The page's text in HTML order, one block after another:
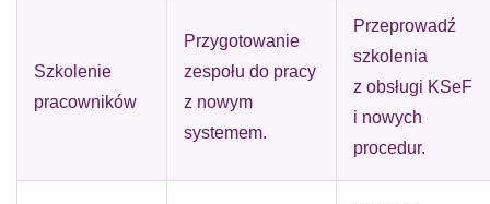
Szkolenie
pracowników
Przygotowanie
zespołu do pracy
z nowym
systemem.
Przeprowadź
szkolenia
z obsługi KSeF
i nowych
procedur.